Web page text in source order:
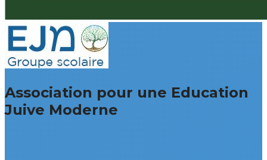
Association pour une Education
Juive Moderne